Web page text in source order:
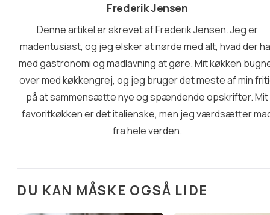
Frederik Jensen
Denne artikel er skrevet af Frederik Jensen. Jeg er
madentusiast, og jeg elsker at nørde med alt, hvad der
med gastronomi og madlavning at gøre. Mit køkken
over med køkkengrej, og jeg bruger det meste af min
på at sammensætte nye og spændende opskrifter. Mit
favoritkøkken er det italienske, men jeg værdsætter
fra hele verden.
DU KAN MÅSKE OGSÅ LIDE